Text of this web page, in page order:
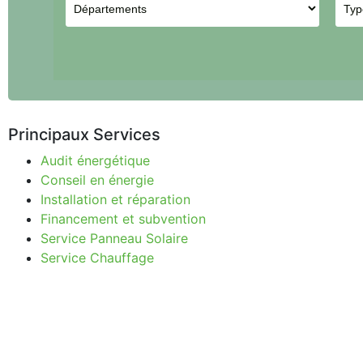
Principaux Services
Audit énergétique
Conseil en énergie
Installation et réparation
Financement et subvention
Service Panneau Solaire
Service Chauffage